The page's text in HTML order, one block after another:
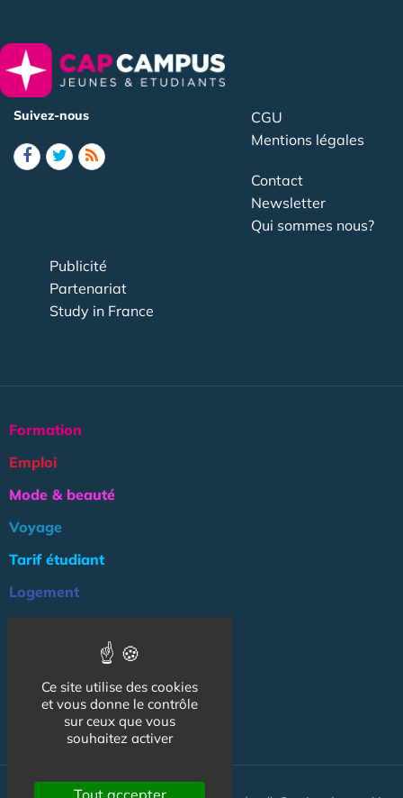
Suivez-nous
CGU
Mentions légales
Contact
Newsletter
Qui sommes nous?
Publicité
Partenariat
Study in France
Formation
Emploi
Mode & beauté
Voyage
Tarif étudiant
Logement
Association
NOS AUTRES SITES :
Ce site utilise des cookies
et vous donne le contrôle
sur ceux que vous
souhaitez activer
Tout accepter